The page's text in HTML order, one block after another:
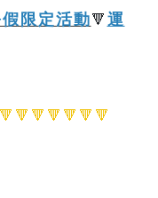
限定活動🔻 運